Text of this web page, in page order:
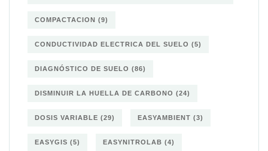
COMPACTACION (9)
CONDUCTIVIDAD ELECTRICA DEL SUELO (5)
DIAGNÓSTICO DE SUELO (86)
DISMINUIR LA HUELLA DE CARBONO (24)
DOSIS VARIABLE (29) EASYAMBIENT (3)
EASYGIS (5) EASYNITROLAB (4)